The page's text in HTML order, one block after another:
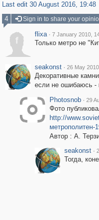
Last edit 30 August 2016, 19:48
4
Sign in to share your
f
flixa · 7 January 2010,
Только метро не
seakonst · 26 May
Декоративные
если не ошибаюсь -
Photosnob · 29
Фото
http://
метрополитен-
Автор : А.
seakonst ·
Тогда,